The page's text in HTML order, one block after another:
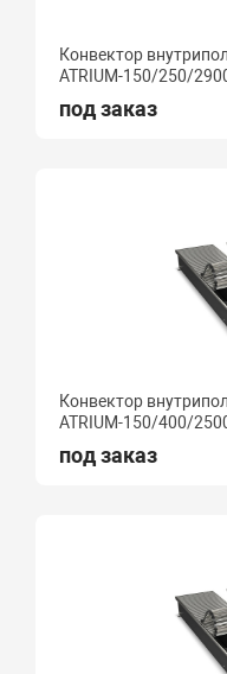
Конвектор
ATRIUM-150/250/
под заказ
Конвектор
ATRIUM-150/400/
под заказ